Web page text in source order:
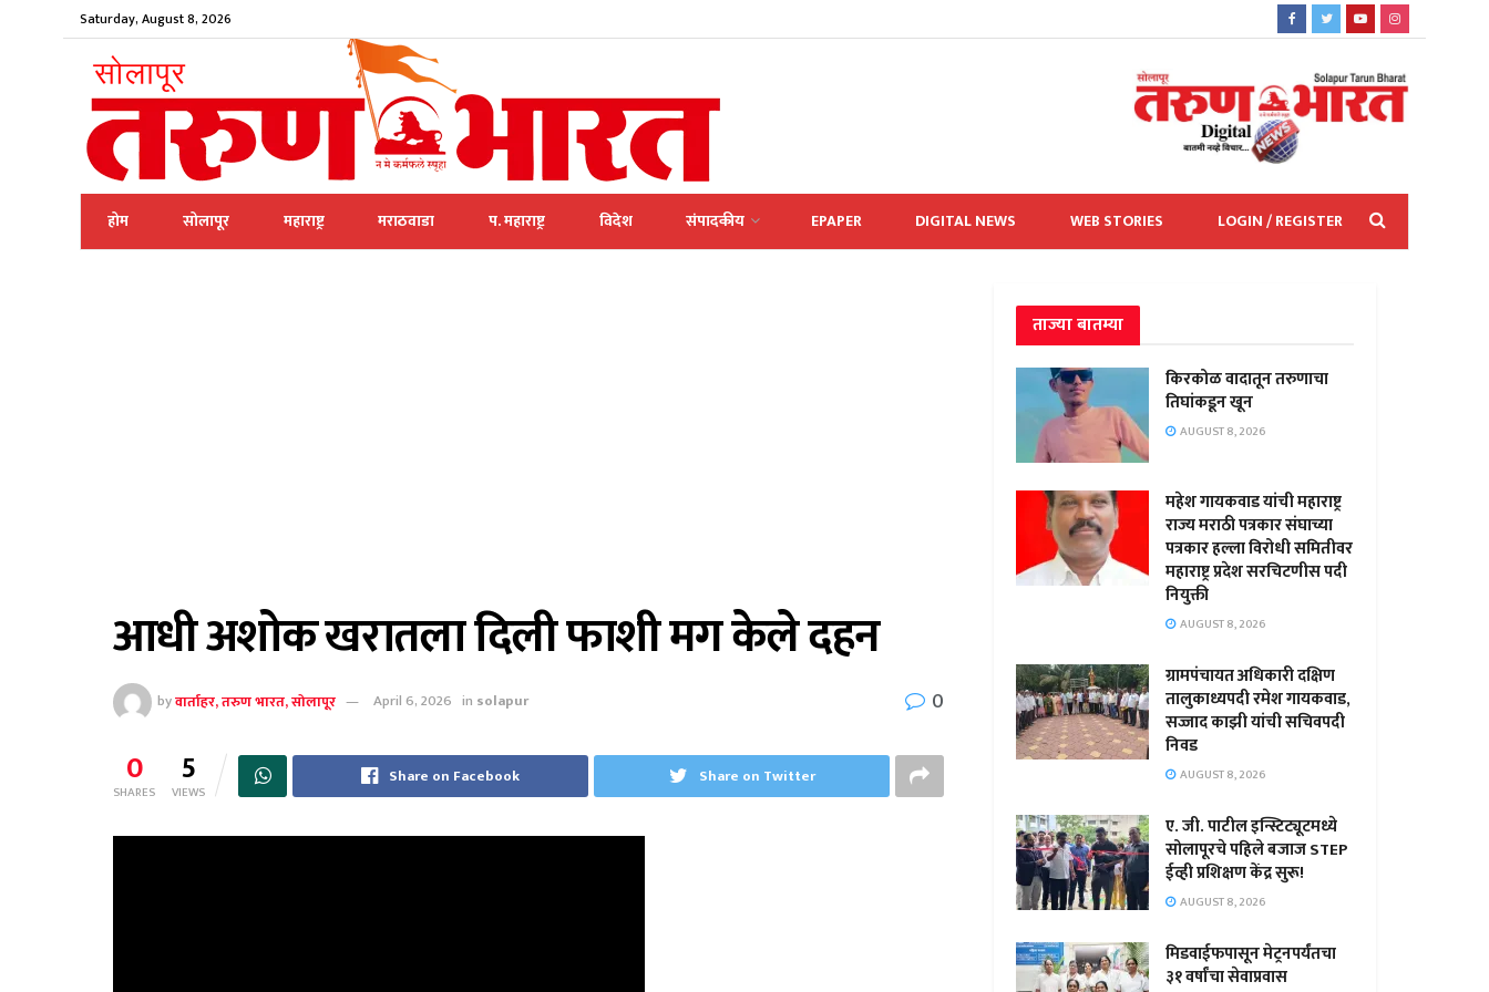
Saturday, August 8, 2026
होम सोलापूर महाराष्ट्र मराठवाडा प. महाराष्ट्र विदेश संपादकीय EPAPER DIGITAL NEWS WEB STORIES LOGIN / REGISTER
आधी अशोक खरातला दिली फाशी मग केले दहन
byवार्ताहर, तरुण भारत, सोलापूर April 6, 2026 in solapur 0
0
SHARES 5
VIEWS
Share on Facebook Share on Twitter
ताज्या बातम्या
किरकोळ वादातून तरुणाचा
तिघांकडून खून
AUGUST 8, 2026
महेश गायकवाड यांची महाराष्ट्र
राज्य मराठी पत्रकार संघाच्या
पत्रकार हल्ला विरोधी समितीवर
महाराष्ट्र प्रदेश सरचिटणीस पदी
नियुक्ती
AUGUST 8, 2026
ग्रामपंचायत अधिकारी दक्षिण
तालुकाध्यपदी रमेश गायकवाड,
सज्जाद काझी यांची सचिवपदी
निवड
AUGUST 8, 2026
ए. जी. पाटील इन्स्टिट्यूटमध्ये
सोलापूरचे पहिले बजाज STEP
ईव्ही प्रशिक्षण केंद्र सुरू!
AUGUST 8, 2026
मिडवाईफपासून मेट्रनपर्यंतचा
३१ वर्षांचा सेवाप्रवास